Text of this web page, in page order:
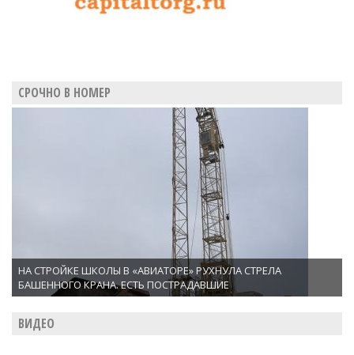
СРОЧНО В НОМЕР
НА СТРОЙКЕ ШКОЛЫ В «АВИАТОРЕ» РУХНУЛА СТРЕЛА
БАШЕННОГО КРАНА. ЕСТЬ ПОСТРАДАВШИЕ
ВИДЕО